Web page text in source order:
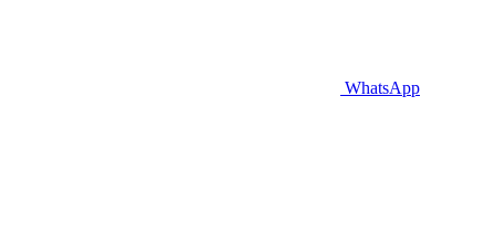
WhatsApp